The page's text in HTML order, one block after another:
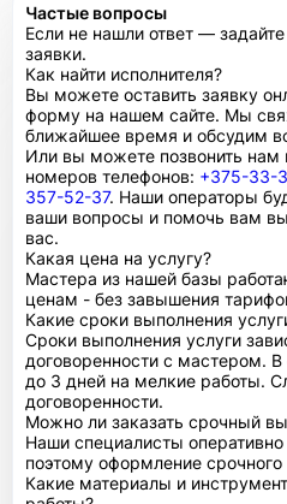
Частые вопросы
Если не нашли ответ —
заявки.
Как найти исполнителя?
Вы можете оставить заявку
форму на нашем сайте. Мы
ближайшее время и обсудим
Или вы можете позвонить нам
номеров телефонов: +375-33-
357-52-37. Наши операторы
ваши вопросы и помочь вам
вас.
Какая цена на услугу?
Мастера из нашей базы
ценам - без завышения
Какие сроки выполнения
Сроки выполнения услуги
договоренности с мастером.
до 3 дней на мелкие работы.
договоренности.
Можно ли заказать срочный
Наши специалисты
поэтому оформление
Какие материалы и